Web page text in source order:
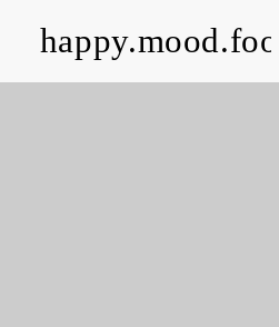
happy.mood.food